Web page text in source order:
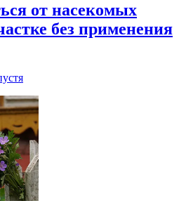
от насекомых
без применения